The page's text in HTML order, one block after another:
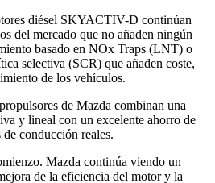
diésel SKYACTIV-D continúan
del mercado que no añaden ningún
basado en NOx Traps (LNT) o
selectiva (SCR) que añaden coste,
de los vehículos.
de Mazda combinan una
y lineal con un excelente ahorro de
conducción reales.
Mazda continúa viendo un
de la eficiencia del motor y la